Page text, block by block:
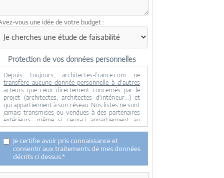
vous une idée de votre budget :
Protection de vos données personnelles
Depuis toujours, architectes-france.com ne
transfère aucune donnée personnelle à d'autres
acteurs que ceux directement concernés par le
projet (architectes, architectes d'intérieur...) et
qui appartiennent à son réseau. Nos listes ne sont
jamais transmises ou vendues à des partenaires
extérieurs, même si ceux-ci appartiennent au
domaine de la construction.
effectuée qu'avec votre consentement.
Je consens à ce que mes données personnelles
soient collectées pour permettre à architectes-
france de transférer votre projet aux architectes.
Seul Architectes-france, ses équipes internes et la
Je certifie avoir pris connaissance et
consentir aux traitements de mes données
décrits ci dessus.*